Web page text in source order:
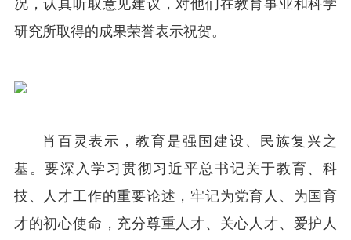
况，认真听取意见建议，对他们在教育事业和科学
研究所取得的成果荣誉表示祝贺。
肖百灵表示，教育是强国建设、民族复兴之
基。要深入学习贯彻习近平总书记关于教育、科
技、人才工作的重要论述，牢记为党育人、为国育
才的初心使命，充分尊重人才、关心人才、爱护人